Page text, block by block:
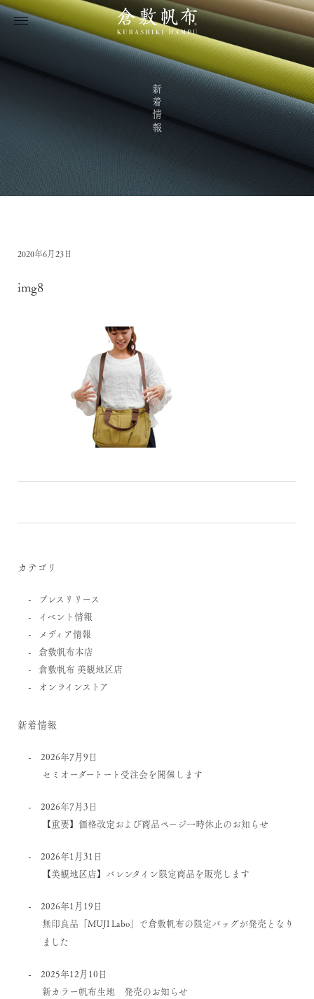
新着情報
2020年6月23日
img8
カテゴリ
プレスリリース
イベント情報
メディア情報
倉敷帆布本店
倉敷帆布 美観地区店
オンラインストア
新着情報
2026年7月9日
セミオーダートート受注会を開催します
2026年7月3日
【重要】価格改定および商品ページ一時休止のお知らせ
2026年1月31日
【美観地区店】バレンタイン限定商品を販売します
2026年1月19日
無印良品「MUJI Labo」で倉敷帆布の限定バッグが発売となり
ました
2025年12月10日
新カラー帆布生地 発売のお知らせ